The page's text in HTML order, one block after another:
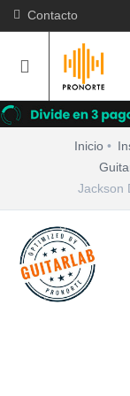
Contacto
Inicio
Jackson